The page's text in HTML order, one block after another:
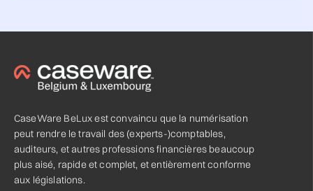
CaseWare BeLux est convaincu que la numérisation
peut rendre le travail des (experts-)comptables,
auditeurs, et autres professions financières beaucoup
plus aisé, rapide et complet, et entièrement conforme
aux législations.